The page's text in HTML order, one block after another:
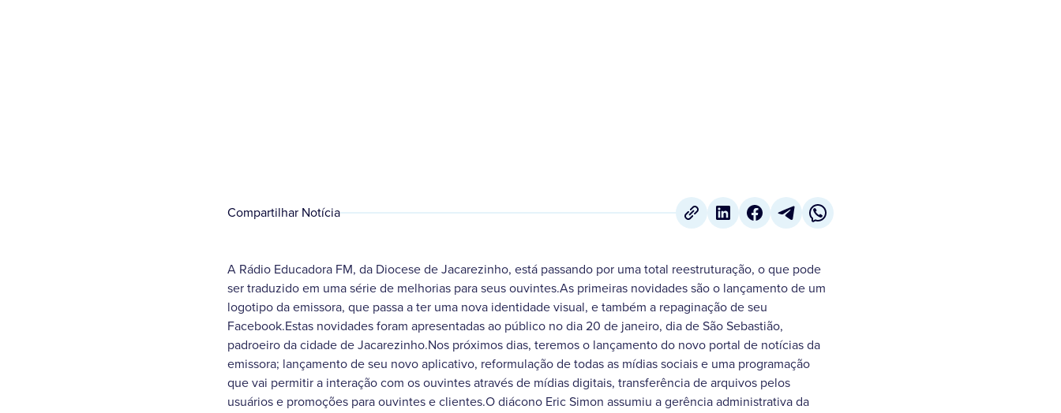
Compartilhar Notícia
A Rádio Educadora FM, da Diocese de Jacarezinho, está passando por uma total reestruturação, o que pode
ser traduzido em uma série de melhorias para seus ouvintes.As primeiras novidades são o lançamento de um
logotipo da emissora, que passa a ter uma nova identidade visual, e também a repaginação de seu
Facebook.Estas novidades foram apresentadas ao público no dia 20 de janeiro, dia de São Sebastião,
padroeiro da cidade de Jacarezinho.Nos próximos dias, teremos o lançamento do novo portal de notícias da
emissora; lançamento de seu novo aplicativo, reformulação de todas as mídias sociais e uma programação
que vai permitir a interação com os ouvintes através de mídias digitais, transferência de arquivos pelos
usuários e promoções para ouvintes e clientes.O diácono Eric Simon assumiu a gerência administrativa da